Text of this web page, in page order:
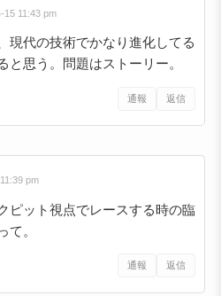
15 11:43 pm
現代の技術でかなり進化してる
と思う。問題はストーリー。
通報 返信
pm
ピット視点でレースする時の臨
て。
通報 返信